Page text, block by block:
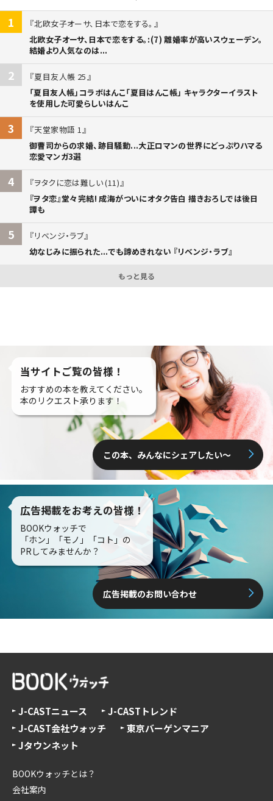
1
北欧女子オーサ、日本で恋をする。
北欧女子オーサ、日本で恋をする。:(7) 離婚率が高いスウェーデン。
結婚より人気なのは...
2
夏目友人帳 25
「夏目友人帳」コラボはんこ「夏目はんこ帳」 キャラクターイラスト
を使用した可愛らしいはんこ
3
天堂家物語 1
御曹司からの求婚、跡目騒動...大正ロマンの世界にどっぷりハマる
恋愛マンガ3選
4
ヲタクに恋は難しい (11)
『ヲタ恋』堂々完結! 成海がついにオタク告白 描きおろしでは後日
譚も
5
リベンジ・ラブ
幼なじみに振られた...でも諦めきれない 『リベンジ・ラブ』
もっと見る
当サイトご覧の皆様！
おすすめの本を教えてください。
本のリクエスト承ります！
この本、みんなにシェアしたい〜
広告掲載をお考えの皆様！
BOOKウォッチで
「ホン」「モノ」「コト」の
PRしてみませんか？
広告掲載のお問い合わせ
J-CASTニュース
J-CASTトレンド
J-CAST会社ウォッチ
東京バーゲンマニア
Jタウンネット
BOOKウォッチとは？
会社案内